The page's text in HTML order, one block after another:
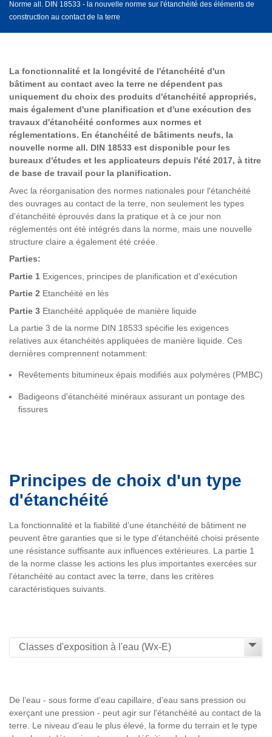
Norme all. DIN 18533 - la nouvelle norme sur l'étanchéité des éléments de
construction au contact de la terre
La fonctionnalité et la longévité de l'étanchéité d'un
bâtiment au contact avec la terre ne dépendent pas
uniquement du choix des produits d'étanchéité appropriés,
mais également d'une planification et d'une exécution des
travaux d'étanchéité conformes aux normes et
réglementations. En étanchéité de bâtiments neufs, la
nouvelle norme all. DIN 18533 est disponible pour les
bureaux d'études et les applicateurs depuis l'été 2017, à titre
de base de travail pour la planification.
Avec la réorganisation des normes nationales pour l'étanchéité
des ouvrages au contact de la terre, non seulement les types
d'étanchéité éprouvés dans la pratique et à ce jour non
réglementés ont été intégrés dans la norme, mais une nouvelle
structure claire a également été créée.
Parties:
Partie 1 Exigences, principes de planification et d'exécution
Partie 2 Etanchéité en lés
Partie 3 Etanchéité appliquée de manière liquide
La partie 3 de la norme DIN 18533 spécifie les exigences
relatives aux étanchéités appliquées de manière liquide. Ces
dernières comprennent notamment:
Revêtements bitumineux épais modifiés aux polymères (PMBC)
Badigeons d'étanchéité minéraux assurant un pontage des
fissures
Principes de choix d'un type
d'étanchéité
La fonctionnalité et la fiabilité d'une étanchéité de bâtiment ne
peuvent être garanties que si le type d'étanchéité choisi présente
une résistance suffisante aux influences extérieures. La partie 1
de la norme classe les actions les plus importantes exercées sur
l'étanchéité au contact avec la terre, dans les critères
caractéristiques suivants.
De l’eau - sous forme d’eau capillaire, d’eau sans pression ou
exerçant une pression - peut agir sur l'étanchéité au contact de la
terre. Le niveau d'eau le plus élevé, la forme du terrain et le type